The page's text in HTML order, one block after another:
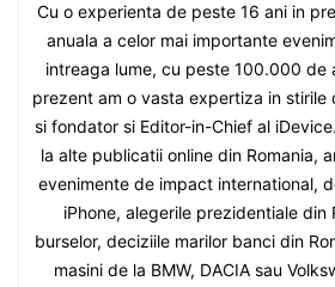
Cu o experienta de peste 16 ani in
anuala a celor mai importante
intreaga lume, cu peste 100.000 de
prezent am o vasta expertiza in stirile
si fondator si Editor-in-Chief al
la alte publicatii online din Romania,
evenimente de impact international,
iPhone, alegerile prezidentiale din
burselor, deciziile marilor banci din
masini de la BMW, DACIA sau